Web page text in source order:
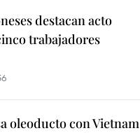
destacan acto
trabajadores
oleoducto con Vietnam